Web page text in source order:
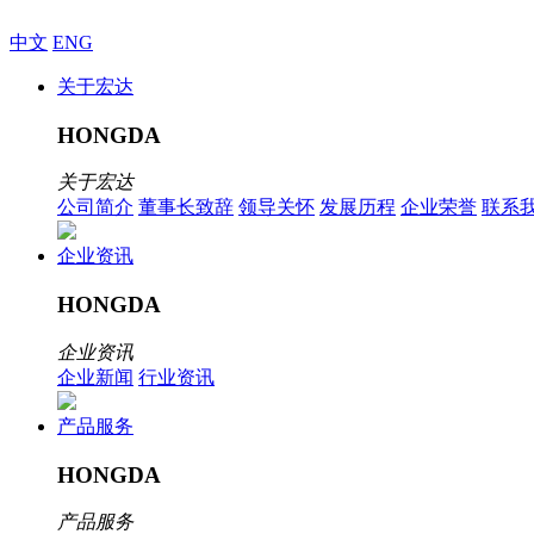
中文 ENG
关于宏达
HONGDA
关于宏达
公司简介 董事长致辞 领导关怀 发展历程 企业荣誉 联系
企业资讯
HONGDA
企业资讯
企业新闻 行业资讯
产品服务
HONGDA
产品服务